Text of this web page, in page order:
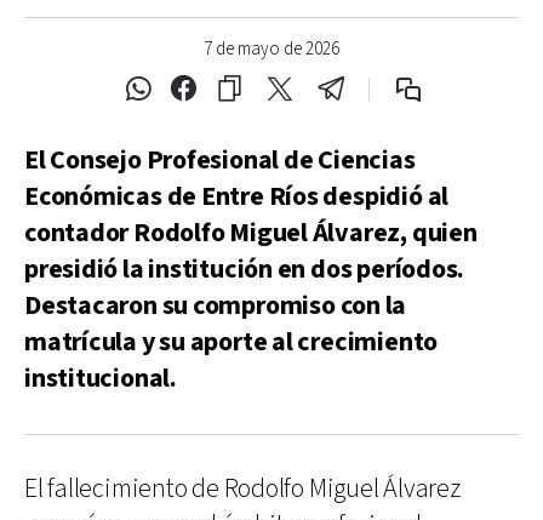
7 de mayo de 2026
El Consejo Profesional de Ciencias
Económicas de Entre Ríos despidió al
contador Rodolfo Miguel Álvarez, quien
presidió la institución en dos períodos.
Destacaron su compromiso con la
matrícula y su aporte al crecimiento
institucional.
El fallecimiento de Rodolfo Miguel Álvarez